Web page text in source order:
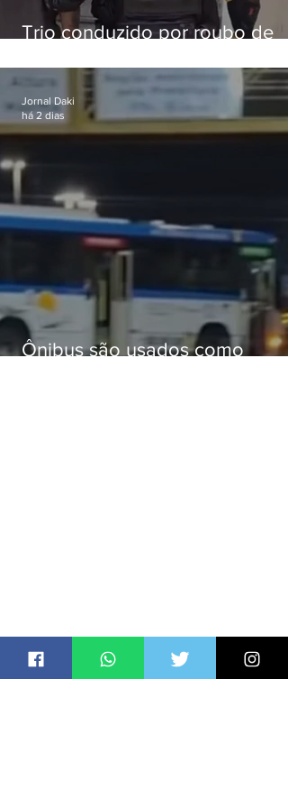
Trio conduzido por roubo de
passagens
Ônibus são usados como
Jornal Daki
há 2 dias